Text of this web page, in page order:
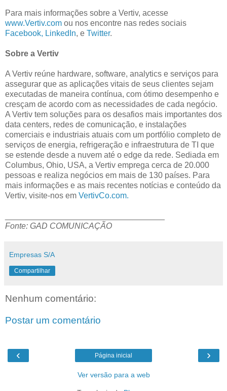
Para mais informações sobre a Vertiv, acesse
www.Vertiv.com ou nos encontre nas redes sociais
Facebook, LinkedIn, e Twitter.
Sobre a Vertiv
A Vertiv reúne hardware, software, analytics e serviços para
assegurar que as aplicações vitais de seus clientes sejam
executadas de maneira contínua, com ótimo desempenho e
cresçam de acordo com as necessidades de cada negócio.
A Vertiv tem soluções para os desafios mais importantes dos
data centers, redes de comunicação, e instalações
comerciais e industriais atuais com um portfólio completo de
serviços de energia, refrigeração e infraestrutura de TI que
se estende desde a nuvem até o edge da rede. Sediada em
Columbus, Ohio, USA, a Vertiv emprega cerca de 20.000
pessoas e realiza negócios em mais de 130 países. Para
mais informações e as mais recentes notícias e conteúdo da
Vertiv, visite-nos em VertivCo.com.
Fonte: GAD COMUNICAÇÃO
Empresas S/A
Compartilhar
Nenhum comentário:
Postar um comentário
‹ ›
Página inicial
Ver versão para a web